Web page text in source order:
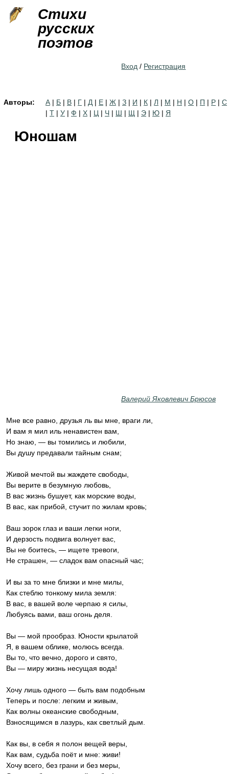
Стихи
русских
поэтов
Вход / Регистрация
Авторы: А | Б | В | Г | Д | Е | Ж | З | И | К | Л | М | Н | О | П | Р | С
| Т | У | Ф | Х | Ц | Ч | Ш | Щ | Э | Ю | Я
Юношам
Валерий Яковлевич Брюсов
Мне все равно, друзья ль вы мне, враги ли,
И вам я мил иль ненавистен вам,
Но знаю, — вы томились и любили,
Вы душу предавали тайным снам;
Живой мечтой вы жаждете свободы,
Вы верите в безумную любовь,
В вас жизнь бушует, как морские воды,
В вас, как прибой, стучит по жилам кровь;
Ваш зорок глаз и ваши легки ноги,
И дерзость подвига волнует вас,
Вы не боитесь, — ищете тревоги,
Не страшен, — сладок вам опасный час;
И вы за то мне близки и мне милы,
Как стеблю тонкому мила земля:
В вас, в вашей воле черпаю я силы,
Любуясь вами, ваш огонь деля.
Вы — мой прообраз. Юности крылатой
Я, в вашем облике, молюсь всегда.
Вы то, что вечно, дорого и свято,
Вы — миру жизнь несущая вода!
Хочу лишь одного — быть вам подобным
Теперь и после: легким и живым,
Как волны океанские свободным,
Взносящимся в лазурь, как светлый дым.
Как вы, в себя я полон вещей веры,
Как вам, судьба поёт и мне: живи!
Хочу всего, без грани и без меры,